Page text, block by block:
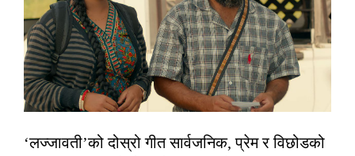
‘लज्जावती’को दोस्रो गीत सार्वजनिक, प्रेम र विछोडको